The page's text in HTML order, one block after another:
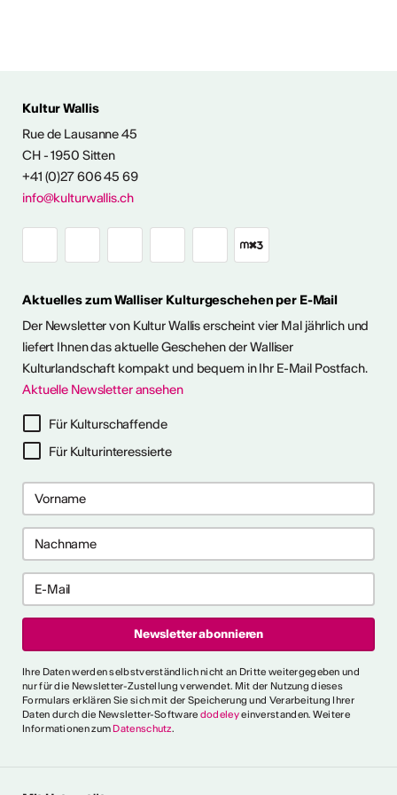
& KONTAKT
abonnieren
2024/2025
Kultur Wallis
Rue de Lausanne 45
CH - 1950 Sitten
+41 (0)27 606 45 69
info@kulturwallis.ch
Aktuelles zum Walliser Kulturgeschehen per E-Mail
Der Newsletter von Kultur Wallis erscheint vier Mal jährlich und
liefert Ihnen das aktuelle Geschehen der Walliser
Kulturlandschaft kompakt und bequem in Ihr E-Mail Postfach.
Aktuelle Newsletter ansehen
Für Kulturschaffende
Für Kulturinteressierte
Ihre Daten werden selbstverständlich nicht an Dritte weitergegeben und
nur für die Newsletter-Zustellung verwendet. Mit der Nutzung dieses
Formulars erklären Sie sich mit der Speicherung und Verarbeitung Ihrer
Daten durch die Newsletter-Software dodeleyeinverstanden. Weitere
Informationen zum Datenschutz.